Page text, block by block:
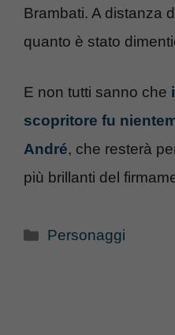
Brambati. A distanza
quanto è stato
E non tutti sanno che
scopritore fu
André, che resterà
più brillanti del
Categorie
Personaggi